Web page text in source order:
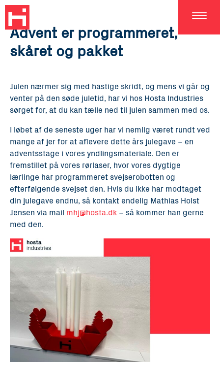
Advent er programmeret,
skåret og pakket
Julen nærmer sig med hastige skridt, og mens vi går og
venter på den søde juletid, har vi hos Hosta Industries
sørget for, at du kan tælle ned til julen sammen med os.
I løbet af de seneste uger har vi nemlig været rundt ved
mange af jer for at aflevere dette års julegave – en
adventsstage i vores yndlingsmateriale. Den er
fremstillet på vores rørlaser, hvor vores dygtige
lærlinge har programmeret svejserobotten og
efterfølgende svejset den. Hvis du ikke har modtaget
din julegave endnu, så kontakt endelig Mathias Holst
Jensen via mail mhj@hosta.dk – så kommer han gerne
med den.